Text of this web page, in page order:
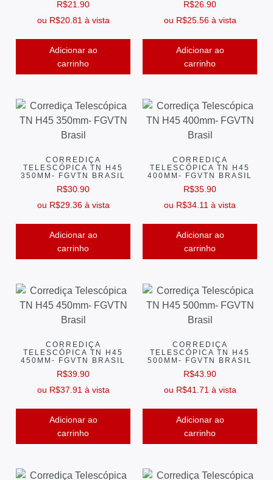
R$21.90
ou R$20.81 à vista
Adicionar ao
carrinho
R$26.90
ou R$25.56 à vista
Adicionar ao
carrinho
CORREDIÇA
TELESCÓPICA TN H45
350MM- FGVTN BRASIL
R$30.90
ou R$29.36 à vista
Adicionar ao
carrinho
CORREDIÇA
TELESCÓPICA TN H45
400MM- FGVTN BRASIL
R$35.90
ou R$34.11 à vista
Adicionar ao
carrinho
CORREDIÇA
TELESCÓPICA TN H45
450MM- FGVTN BRASIL
R$39.90
ou R$37.91 à vista
Adicionar ao
carrinho
CORREDIÇA
TELESCÓPICA TN H45
500MM- FGVTN BRASIL
R$43.90
ou R$41.71 à vista
Adicionar ao
carrinho